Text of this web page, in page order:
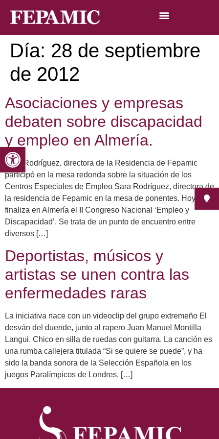
Abrir barra de herramientas
Día: 28 de septiembre
de 2012
Asociaciones y empresas
debaten sobre discapacidad
y empleo en Almería.
Sara Rodríguez, directora de la Residencia de Fepamic
participó en la mesa redonda sobre la situación de los
Centros Especiales de Empleo Sara Rodríguez, directora de
la residencia de Fepamic en la mesa de ponentes. Hoy
finaliza en Almería el II Congreso Nacional ‘Empleo y
Discapacidad’. Se trata de un punto de encuentro entre
diversos […]
Deportistas, músicos y
artistas se unen contra las
enfermedades raras
La iniciativa nace con un videoclip del grupo extremeño El
desván del duende, junto al rapero Juan Manuel Montilla
Langui. Chico en silla de ruedas con guitarra. La canción es
una rumba callejera titulada “Si se quiere se puede”, y ha
sido la banda sonora de la Selección Española en los
juegos Paralímpicos de Londres. […]